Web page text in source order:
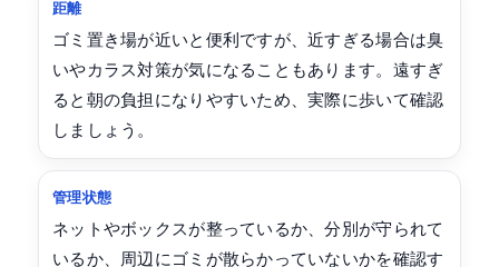
距離
ゴミ置き場が近いと便利ですが、近すぎる場合は臭
いやカラス対策が気になることもあります。遠すぎ
ると朝の負担になりやすいため、実際に歩いて確認
しましょう。
管理状態
ネットやボックスが整っているか、分別が守られて
いるか、周辺にゴミが散らかっていないかを確認す